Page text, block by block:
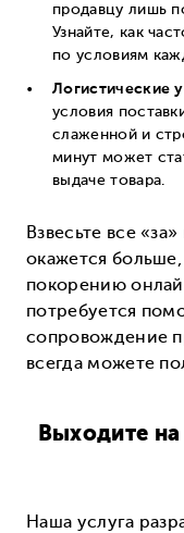
продавцу лишь
Узнайте, как
по условиям
Логистические
условия
слаженной и
минут может
выдаче товара.
Взвесьте все
окажется
покорению
потребуется
сопровождение
всегда можете
Выходите
Наша услуга